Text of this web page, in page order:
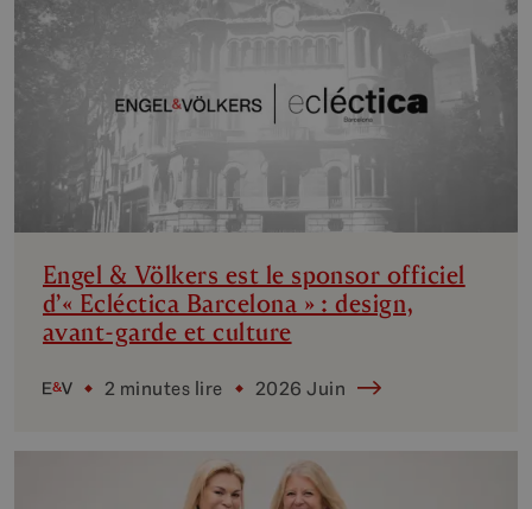
Engel & Völkers est le sponsor officiel
d’« Ecléctica Barcelona » : design,
avant-garde et culture
2 minutes lire 2026 Juin